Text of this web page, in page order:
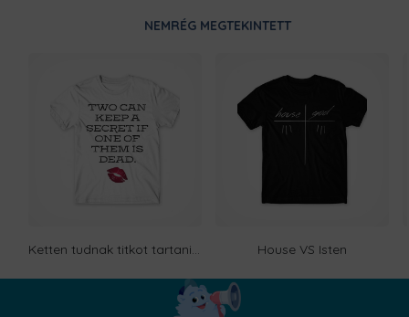
NEMRÉG MEGTEKINTETT
Ketten tudnak titkot tartani, ha ez egyikük halott House VS Isten